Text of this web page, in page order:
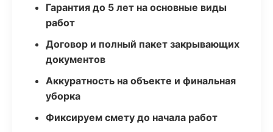
Гарантия до 5 лет на основные виды
работ
Договор и полный пакет закрывающих
документов
Аккуратность на объекте и финальная
уборка
Фиксируем смету до начала работ